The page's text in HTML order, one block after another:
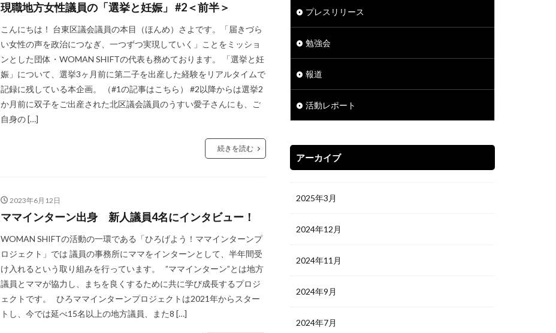
現職地方女性議員の「選挙と妊娠」 #2＜前半＞
こんにちは！ 台東区議会議員の本目（ほんめ）さよです。「届きづら
い女性の声を政治につなぎ、一つずつ実現していく」ことをミッショ
ンとした団体・WOMAN SHIFTの代表も務めております。 「選挙と妊
娠」について、選挙3ヶ月前に第二子を出産した経験をリアルタイムで
記録に残している本企画。 （#1の記事はこちら） #2以降からは選挙2
か月前に双子をご出産された北区議会議員のうすい愛子さんにも、ご
自身の […]
続きを読む
2023年6月12日
ママインターン出身 新人議員4名にインタビュー！
WOMAN SHIFTの活動の一環である「ひろげよう！ママインターンプ
ロジェクト」では 議員の事務所にママをインターンとして、半年間受
け入れるという取り組みを行っています。 ”ママインターン”とは地方
議員とママが協力し、まちを良くするために共に学び成長するプロジ
ェクトです。 ひろママインターンプロジェクトは2021年からスター
トし、今では延べ15名以上の地方議員、また8 […]
プレスリリース
勉強会
報道
活動レポート
アーカイブ
2025年3月
2024年12月
2024年11月
2024年9月
2024年7月